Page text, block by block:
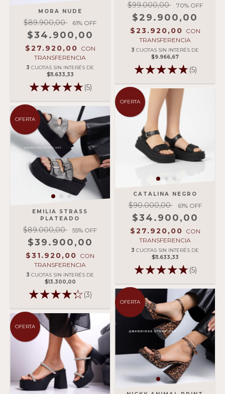
MORA NUDE
$89.900,00 61% OFF
$34.900,00
$27.920,00 CON
TRANSFERENCIA
3 CUOTAS SIN INTERÉS DE
$11.633,33
(5)
$99.000,00 70% OFF
$29.900,00
$23.920,00 CON
TRANSFERENCIA
3 CUOTAS SIN INTERÉS DE
$9.966,67
(5)
OFERTA
EMILIA STRASS
PLATEADO
$89.000,00 55% OFF
$39.900,00
$31.920,00 CON
TRANSFERENCIA
3 CUOTAS SIN INTERÉS DE
$13.300,00
(3)
OFERTA
CATALINA NEGRO
$90.000,00 61% OFF
$34.900,00
$27.920,00 CON
TRANSFERENCIA
3 CUOTAS SIN INTERÉS DE
$11.633,33
(5)
OFERTA
OFERTA